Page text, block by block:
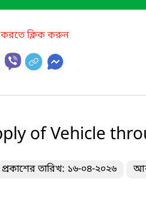
করতে ক্লিক করুন
of Vehicle
প্রকাশের তারিখ: ১৬-০৪-২০২৬